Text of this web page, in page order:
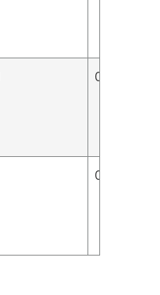
0.813 mm
0.813 mm